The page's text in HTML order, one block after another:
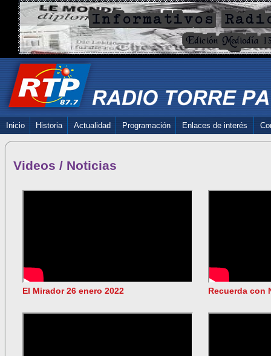
Inicio Historia Actualidad Programación Enlaces de interés
Videos / Noticias
El Mirador 26 enero 2022 Recuerda con